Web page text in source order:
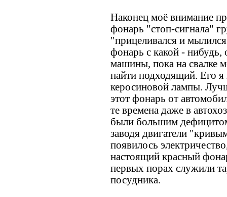
Наконец моё внимание
фонарь "стоп-сигнала"
"прицеливался и
фонарь с какой - нибудь,
машины, пока на свалке
найти подходящий. Его я
керосиновой лампы.
этот фонарь от
те времена даже в
были большим
заводя двигатели
появилось
настоящий красный
первых порах служили
посудника.